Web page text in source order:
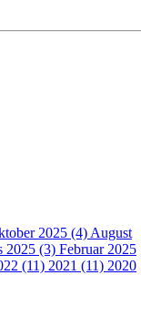
2025 (4) August
2025 (3) Februar 2025
(11) 2021 (11) 2020